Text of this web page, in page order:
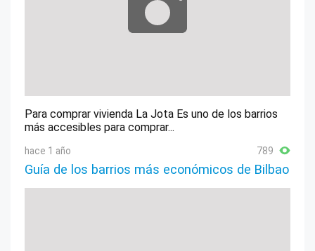
Para comprar vivienda La Jota Es uno de los barrios
más accesibles para comprar...
hace 1 año 789
Guía de los barrios más económicos de Bilbao